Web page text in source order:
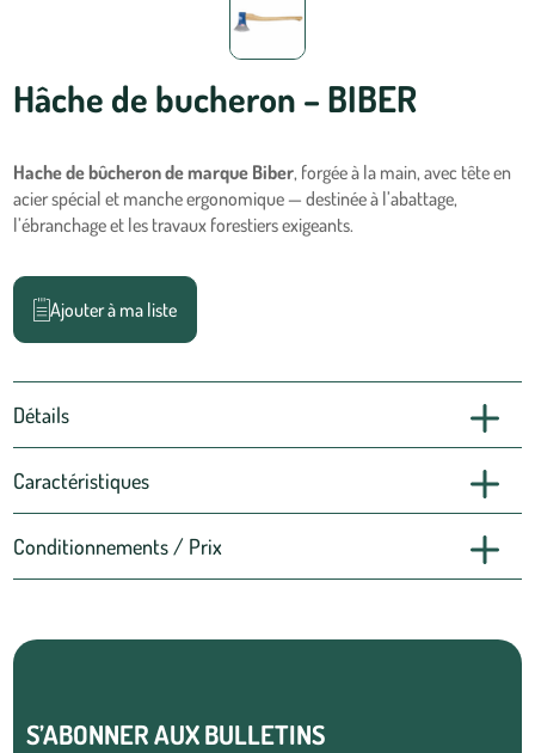
Hâche de bucheron – BIBER
Hache de bûcheron de marque Biber, forgée à la main, avec tête en
acier spécial et manche ergonomique — destinée à l’abattage,
l’ébranchage et les travaux forestiers exigeants.
Ajouter à ma liste
Détails
Caractéristiques
Conditionnements / Prix
S’ABONNER AUX BULLETINS